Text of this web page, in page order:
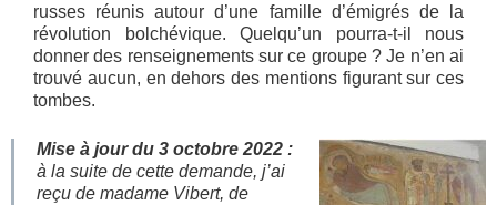
russes réunis autour d’une famille d’émigrés de la
révolution bolchévique. Quelqu’un pourra-t-il nous
donner des renseignements sur ce groupe ? Je n’en ai
trouvé aucun, en dehors des mentions figurant sur ces
tombes.
Mise à jour du 3 octobre 2022 :
à la suite de cette demande, j’ai
reçu de madame Vibert, de